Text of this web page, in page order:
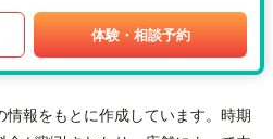
体験・相談予約
報をもとに作成しています。時期